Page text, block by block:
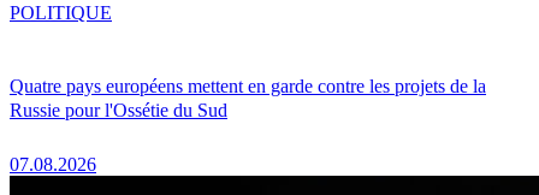
Quatre pays européens mettent en garde contre les projets de la
Russie pour l'Ossétie du Sud
07.08.2026
POLITIQUE